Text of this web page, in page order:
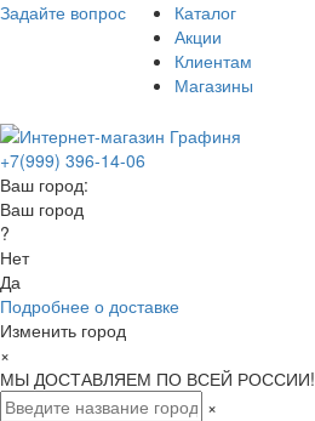
Задайте вопрос
Каталог
Акции
Клиентам
Магазины
+7(999) 396-14-06
Ваш город:
Ваш город
?
Нет
Да
Подробнее о доставке
Изменить город
×
МЫ ДОСТАВЛЯЕМ ПО ВСЕЙ РОССИИ!
×